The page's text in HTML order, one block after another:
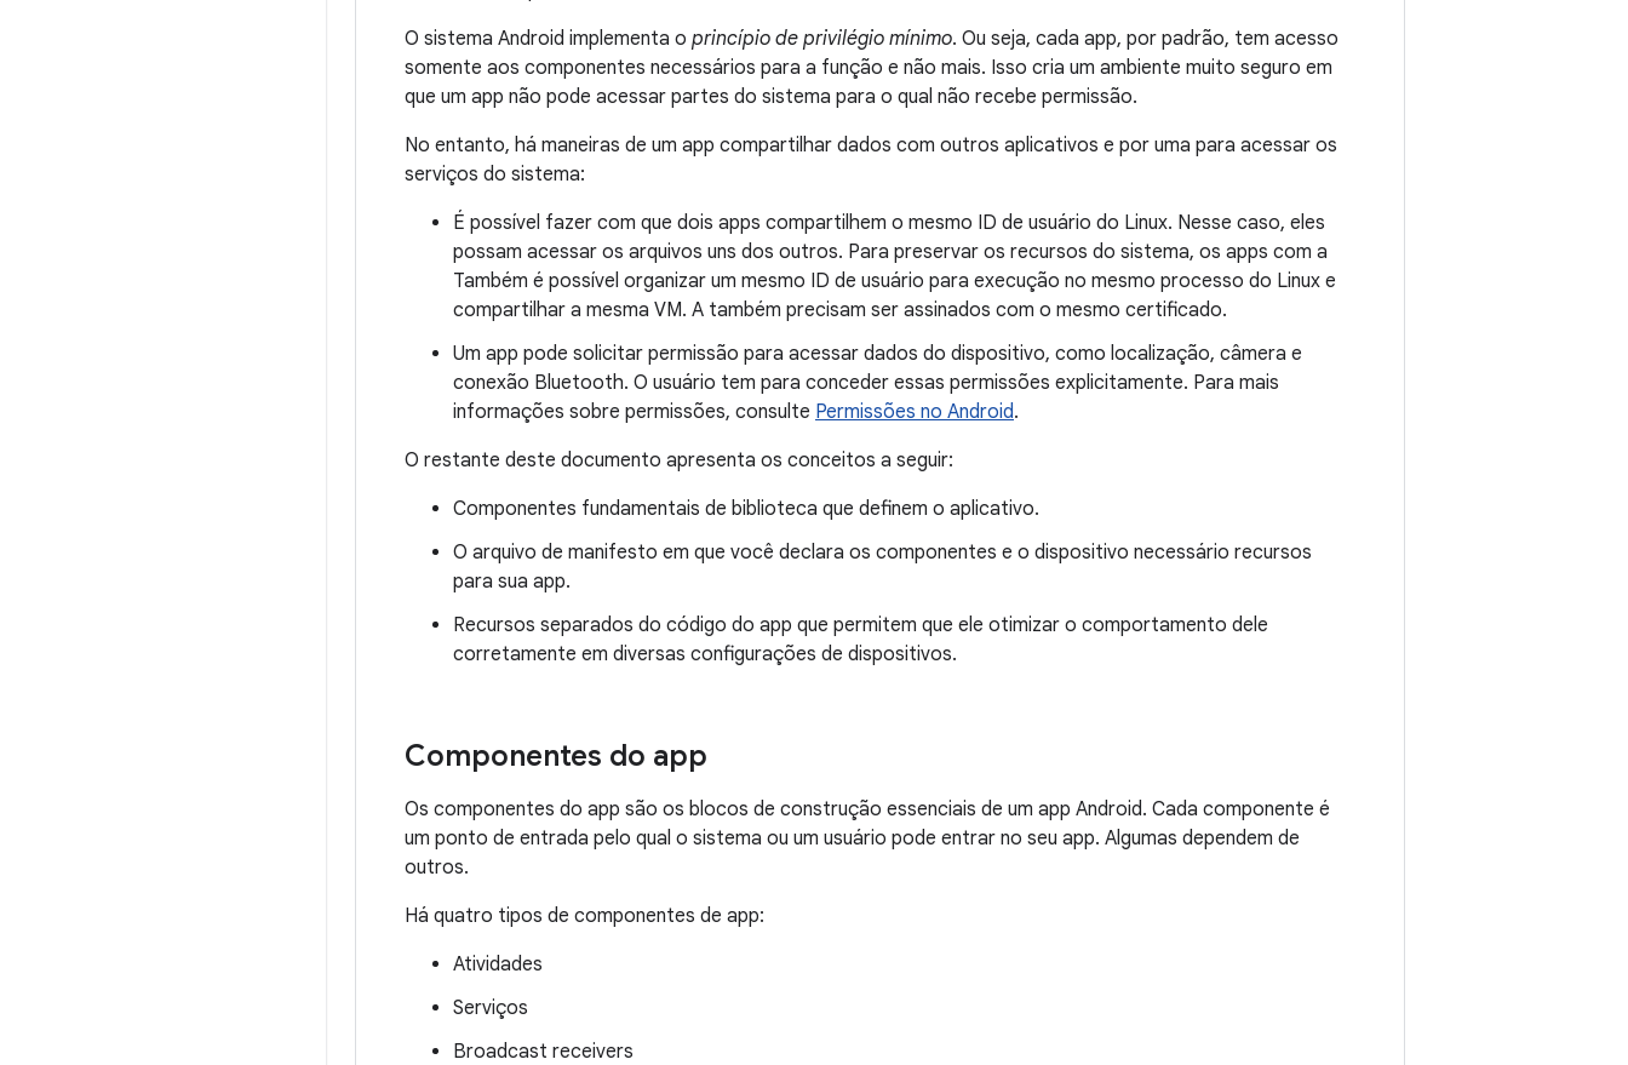
O sistema Android implementa o princípio de privilégio mínimo. Ou seja, cada app, por padrão, tem acesso
somente aos componentes necessários para a função e não mais. Isso cria um ambiente muito seguro em
que um app não pode acessar partes do sistema para o qual não recebe permissão.
No entanto, há maneiras de um app compartilhar dados com outros aplicativos e por uma para acessar os
serviços do sistema:
É possível fazer com que dois apps compartilhem o mesmo ID de usuário do Linux. Nesse caso, eles
possam acessar os arquivos uns dos outros. Para preservar os recursos do sistema, os apps com a
Também é possível organizar um mesmo ID de usuário para execução no mesmo processo do Linux e
compartilhar a mesma VM. A também precisam ser assinados com o mesmo certificado.
Um app pode solicitar permissão para acessar dados do dispositivo, como localização, câmera e
conexão Bluetooth. O usuário tem para conceder essas permissões explicitamente. Para mais
informações sobre permissões, consulte Permissões no Android.
O restante deste documento apresenta os conceitos a seguir:
Componentes fundamentais de biblioteca que definem o aplicativo.
O arquivo de manifesto em que você declara os componentes e o dispositivo necessário recursos
para sua app.
Recursos separados do código do app que permitem que ele otimizar o comportamento dele
corretamente em diversas configurações de dispositivos.
Componentes do app
Os componentes do app são os blocos de construção essenciais de um app Android. Cada componente é
um ponto de entrada pelo qual o sistema ou um usuário pode entrar no seu app. Algumas dependem de
outros.
Há quatro tipos de componentes de app:
Atividades
Serviços
Broadcast receivers